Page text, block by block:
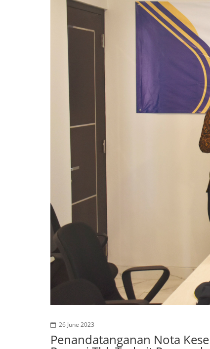
26 June 2023
Penandatanganan Nota